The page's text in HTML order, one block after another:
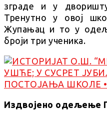
зграде и у
Тренутно у овој
Жупањац и то у
броји три ученика.
Издвојено одељење